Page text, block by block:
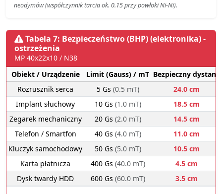
neodymów (współczynnik tarcia ok. 0.15 przy powłoki Ni-Ni).
Tabela 7: Bezpieczeństwo (BHP) (elektronika) -
ostrzeżenia
MP 40x22x10 / N38
Obiekt / Urządzenie
Limit (Gauss) / mT Bezpieczny dystans
Rozrusznik serca
5 Gs (0.5 mT)
24.0 cm
Implant słuchowy
10 Gs (1.0 mT)
18.5 cm
Zegarek mechaniczny
20 Gs (2.0 mT)
14.5 cm
Telefon / Smartfon
40 Gs (4.0 mT)
11.0 cm
Kluczyk samochodowy
50 Gs (5.0 mT)
10.5 cm
Karta płatnicza
400 Gs (40.0 mT)
4.5 cm
Dysk twardy HDD
600 Gs (60.0 mT) 3.5 cm